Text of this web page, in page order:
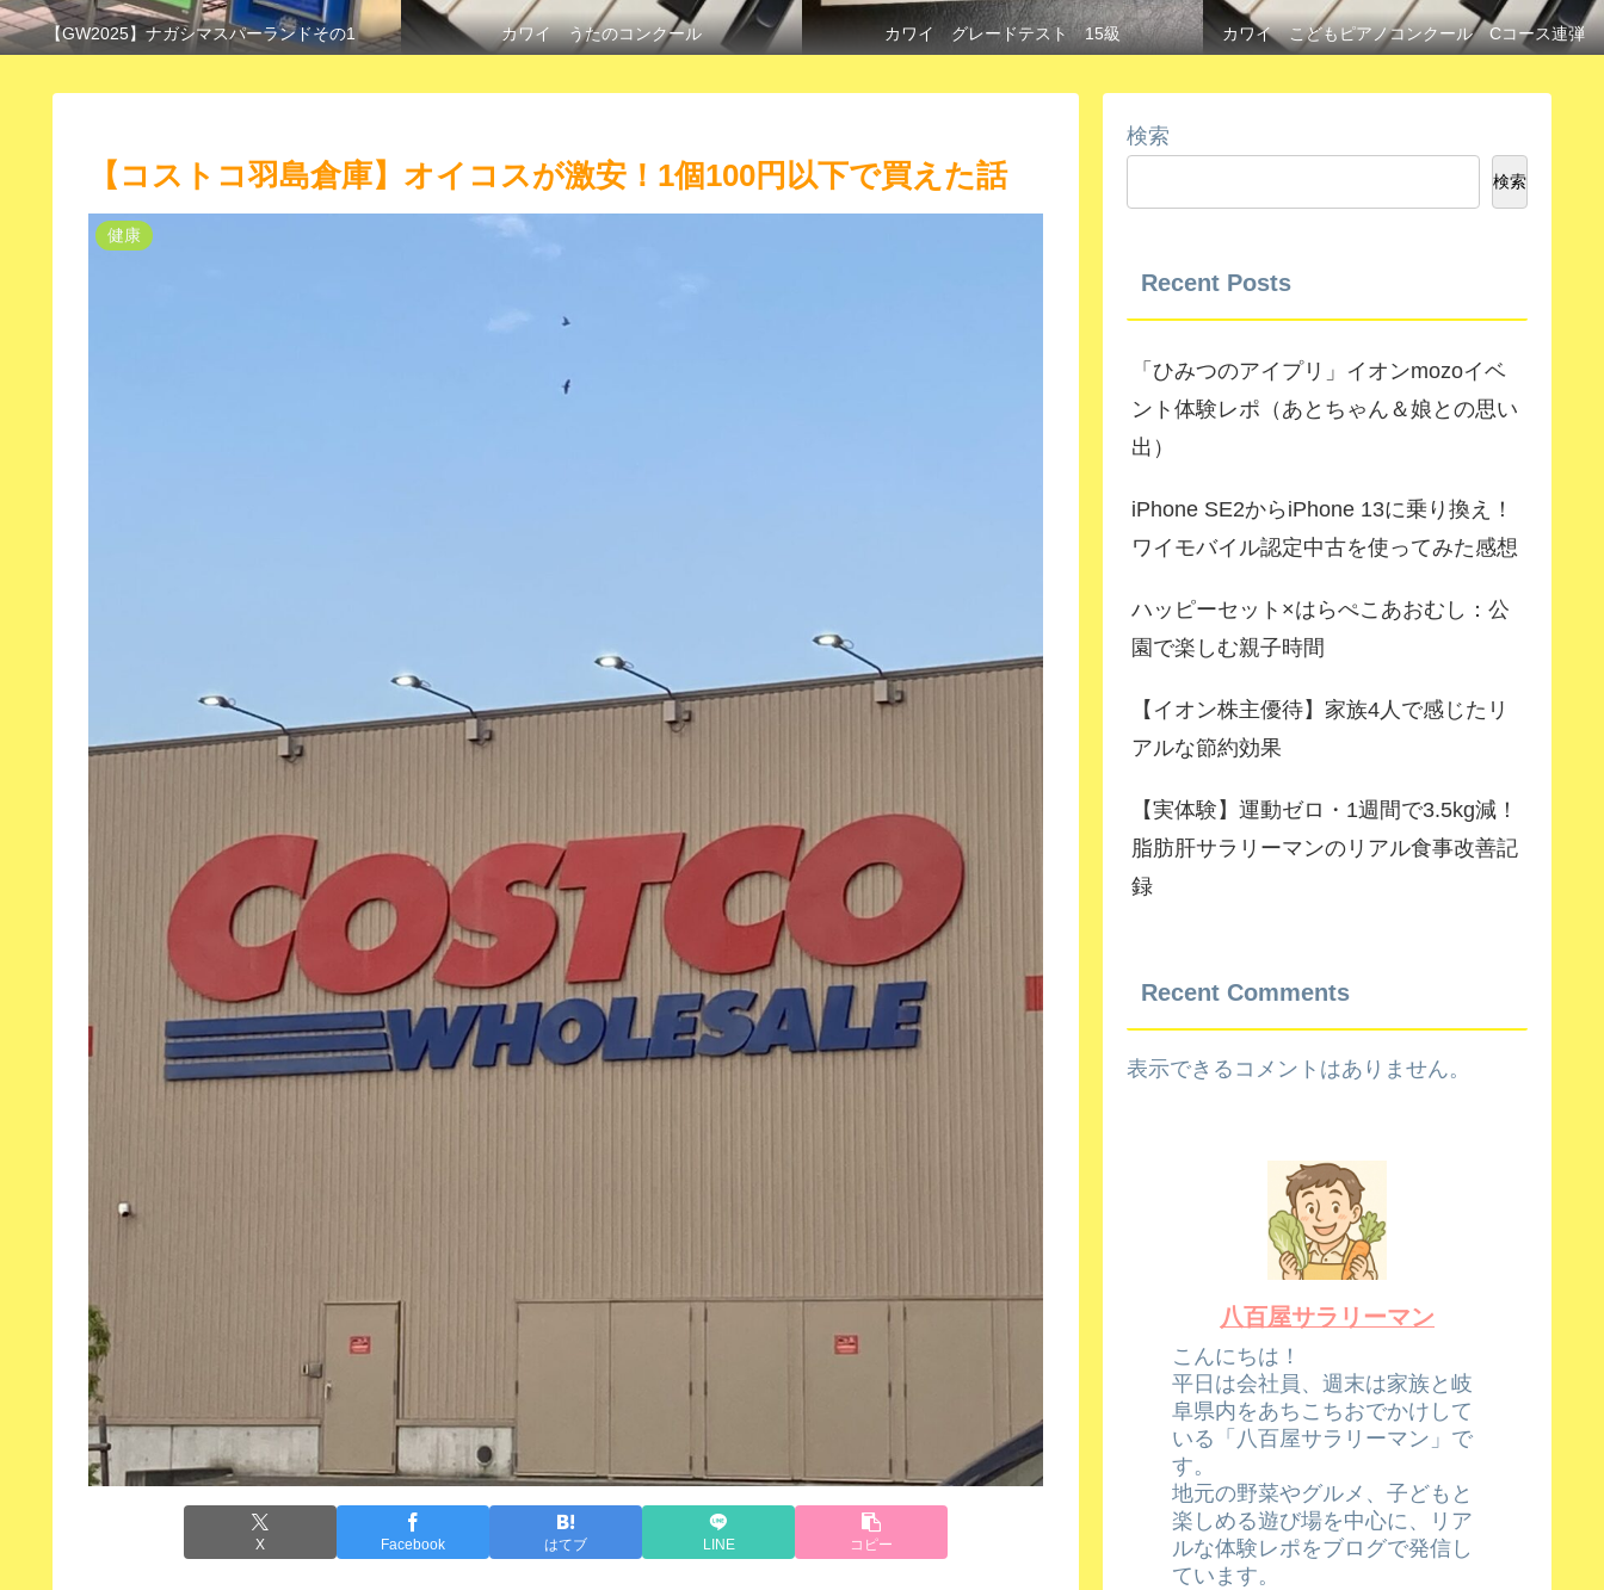
【GW2025】ナガシマスパーランドその1 カワイ うたのコンクール カワイ グレードテスト 15級 カワイ こどもピアノコンクール Cコース連弾
【コストコ羽島倉庫】オイコスが激安！1個100円以下で買えた話
健康
X Facebook はてブ LINE コピー
検索
検索
Recent Posts
「ひみつのアイプリ」イオンmozoイベ
ント体験レポ（あとちゃん＆娘との思い
出）
iPhone SE2からiPhone 13に乗り換え！
ワイモバイル認定中古を使ってみた感想
ハッピーセット×はらぺこあおむし：公
園で楽しむ親子時間
【イオン株主優待】家族4人で感じたリ
アルな節約効果
【実体験】運動ゼロ・1週間で3.5kg減！
脂肪肝サラリーマンのリアル食事改善記
録
Recent Comments
表示できるコメントはありません。
八百屋サラリーマン
こんにちは！
平日は会社員、週末は家族と岐
阜県内をあちこちおでかけして
いる「八百屋サラリーマン」で
す。
地元の野菜やグルメ、子どもと
楽しめる遊び場を中心に、リア
ルな体験レポをブログで発信し
ています。